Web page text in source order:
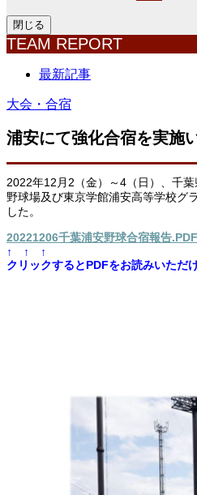
閉じる
TEAM REPORT
最新記事
大会・合宿
浦安にて強化合宿を実施
2022年12月2（金）～4（日）、千
野球場及び東京学館浦安高等学校グ
した。
20221206千葉浦安野球合宿報告.PDF
↑ ↑ ↑
クリックするとPDFをお読みいただけ